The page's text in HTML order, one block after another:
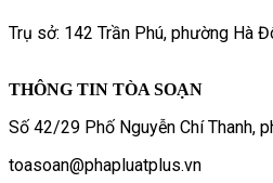
Trụ sở: 142 Trần Phú, phường Hà
THÔNG TIN TÒA SOẠN
Số 42/29 Phố Nguyễn Chí Thanh,
toasoan@phapluatplus.vn